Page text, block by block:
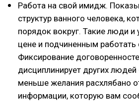
Работа на свой имидж.
структур ванного человека,
порядок вокруг. Такие люди и
цене и подчиненным
Фиксирование
дисциплинирует других людей
меньше желания расхлябано
информации, которую вам